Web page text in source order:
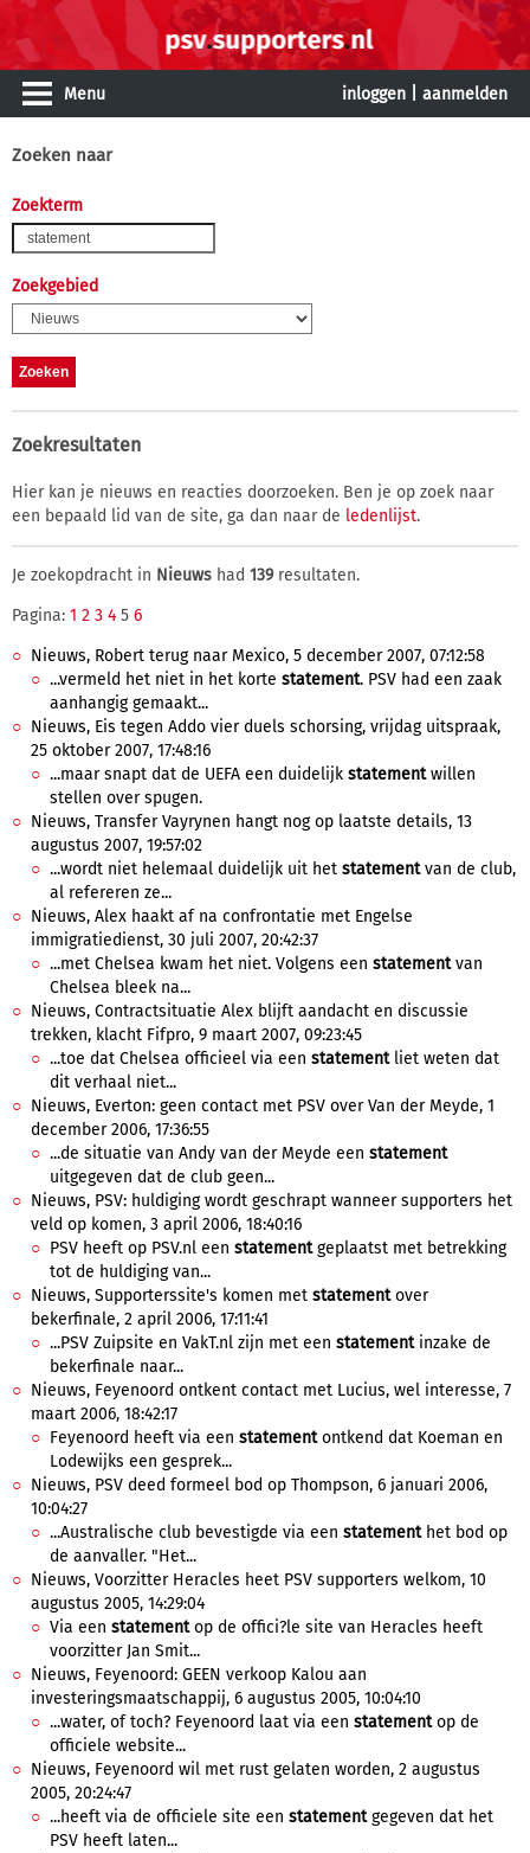
Menu inloggen aanmelden
Zoeken naar
Zoekterm
Zoekgebied
Zoekresultaten
Hier kan je nieuws en reacties doorzoeken. Ben je op zoek naar
een bepaald lid van de site, ga dan naar de ledenlijst.
Je zoekopdracht in Nieuws had 139resultaten.
Pagina: 1 2 3 4 5 6
Nieuws, Robert terug naar Mexico, 5 december 2007, 07:12:58
...vermeld het niet in het korte statement. PSV had een zaak
aanhangig gemaakt...
Nieuws, Eis tegen Addo vier duels schorsing, vrijdag uitspraak,
25 oktober 2007, 17:48:16
...maar snapt dat de UEFA een duidelijk statementwillen
stellen over spugen.
Nieuws, Transfer Vayrynen hangt nog op laatste details, 13
augustus 2007, 19:57:02
...wordt niet helemaal duidelijk uit het statementvan de club,
al refereren ze...
Nieuws, Alex haakt af na confrontatie met Engelse
immigratiedienst, 30 juli 2007, 20:42:37
...met Chelsea kwam het niet. Volgens een statementvan
Chelsea bleek na...
Nieuws, Contractsituatie Alex blijft aandacht en discussie
trekken, klacht Fifpro, 9 maart 2007, 09:23:45
...toe dat Chelsea officieel via een statementliet weten dat
dit verhaal niet...
Nieuws, Everton: geen contact met PSV over Van der Meyde, 1
december 2006, 17:36:55
...de situatie van Andy van der Meyde een statement
uitgegeven dat de club geen...
Nieuws, PSV: huldiging wordt geschrapt wanneer supporters het
veld op komen, 3 april 2006, 18:40:16
PSV heeft op PSV.nl een statementgeplaatst met betrekking
tot de huldiging van...
Nieuws, Supporterssite's komen met statementover
bekerfinale, 2 april 2006, 17:11:41
...PSV Zuipsite en VakT.nl zijn met een statementinzake de
bekerfinale naar...
Nieuws, Feyenoord ontkent contact met Lucius, wel interesse, 7
maart 2006, 18:42:17
Feyenoord heeft via een statementontkend dat Koeman en
Lodewijks een gesprek...
Nieuws, PSV deed formeel bod op Thompson, 6 januari 2006,
10:04:27
...Australische club bevestigde via een statementhet bod op
de aanvaller. "Het...
Nieuws, Voorzitter Heracles heet PSV supporters welkom, 10
augustus 2005, 14:29:04
Via een statementop de offici?le site van Heracles heeft
voorzitter Jan Smit...
Nieuws, Feyenoord: GEEN verkoop Kalou aan
investeringsmaatschappij, 6 augustus 2005, 10:04:10
...water, of toch? Feyenoord laat via een statementop de
officiele website...
Nieuws, Feyenoord wil met rust gelaten worden, 2 augustus
2005, 20:24:47
...heeft via de officiele site een statementgegeven dat het
PSV heeft laten...